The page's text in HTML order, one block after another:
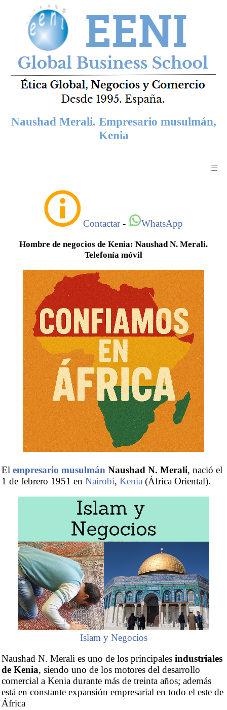
Naushad Merali. Empresario musulmán,
Kenia
☰
Contactar- WhatsApp
Hombre de negocios de Kenia: Naushad N. Merali.
Telefonía móvil
El empresario musulmán Naushad N. Merali, nació el
1 de febrero 1951 en Nairobi, Kenia (África Oriental).
Islam y Negocios
Naushad N. Merali es uno de los principales industriales
de Kenia, siendo uno de los motores del desarrollo
comercial a Kenia durante más de treinta años; además
está en constante expansión empresarial en todo el este de
África